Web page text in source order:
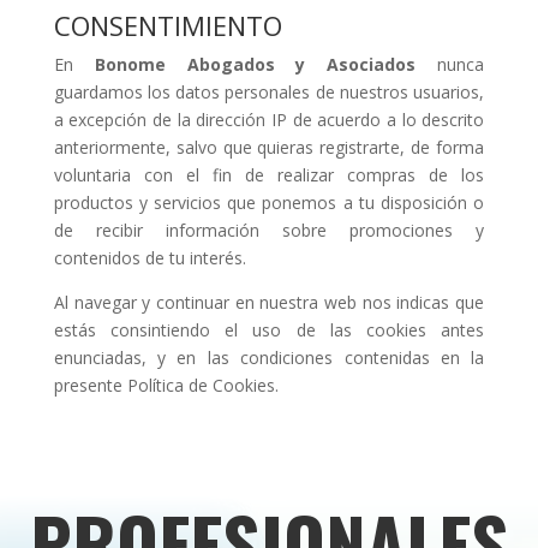
CONSENTIMIENTO
En Bonome Abogados y Asociados nunca
guardamos los datos personales de nuestros usuarios,
a excepción de la dirección IP de acuerdo a lo descrito
anteriormente, salvo que quieras registrarte, de forma
voluntaria con el fin de realizar compras de los
productos y servicios que ponemos a tu disposición o
de recibir información sobre promociones y
contenidos de tu interés.
Al navegar y continuar en nuestra web nos indicas que
estás consintiendo el uso de las cookies antes
enunciadas, y en las condiciones contenidas en la
presente Política de Cookies.